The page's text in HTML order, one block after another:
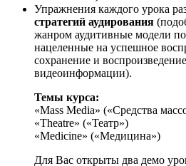
Упражнения каждого урока
стратегий аудирования
жанром аудитивные модели
нацеленные на успешное
сохранение и
видеоинформации).
Темы курса:
«Mass Media» («Средства
«Theatre» («Театр»)
«Medicine» («Медицина»)
Для Вас открыты два демо